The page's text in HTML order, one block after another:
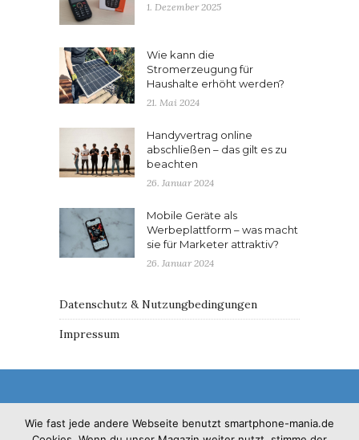
1. Dezember 2025
Wie kann die
Stromerzeugung für
Haushalte erhöht werden?
21. Mai 2024
Handyvertrag online
abschließen – das gilt es zu
beachten
26. Januar 2024
Mobile Geräte als
Werbeplattform – was macht
sie für Marketer attraktiv?
26. Januar 2024
Datenschutz & Nutzungbedingungen
Impressum
Wie fast jede andere Webseite benutzt smartphone-mania.de